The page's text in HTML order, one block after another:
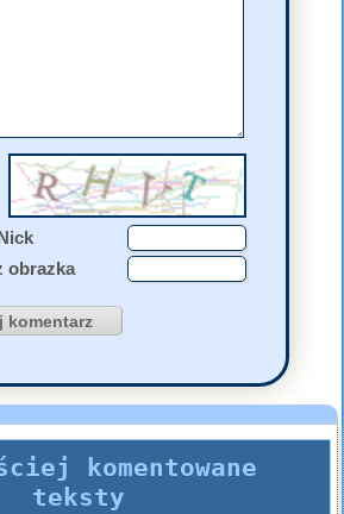
obrazka
komentowane
teksty